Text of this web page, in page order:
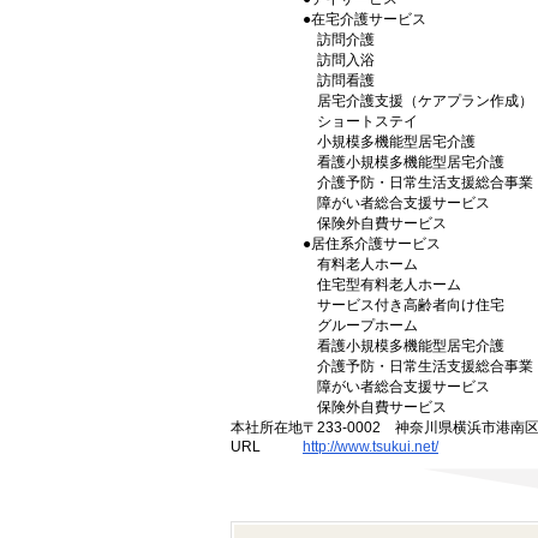
●在宅介護サービス
訪問介護
訪問入浴
訪問看護
居宅介護支援（ケアプラン作成）
ショートステイ
小規模多機能型居宅介護
看護小規模多機能型居宅介護
介護予防・日常生活支援総合事業
障がい者総合支援サービス
保険外自費サービス
●居住系介護サービス
有料老人ホーム
住宅型有料老人ホーム
サービス付き高齢者向け住宅
グループホーム
看護小規模多機能型居宅介護
介護予防・日常生活支援総合事業
障がい者総合支援サービス
保険外自費サービス
本社所在地〒233-0002 神奈川県横浜市港南
URL
http://www.tsukui.net/